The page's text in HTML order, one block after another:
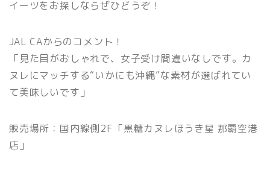
イーツをお探しならぜひどうぞ！
JAL CAからのコメント！
「見た目がおしゃれで、女子受け間違いなしです。カ
ヌレにマッチする“いかにも沖縄”な素材が選ばれてい
て美味しいです」
販売場所：国内線側2F「黒糖カヌレほうき星 那覇空港
店」